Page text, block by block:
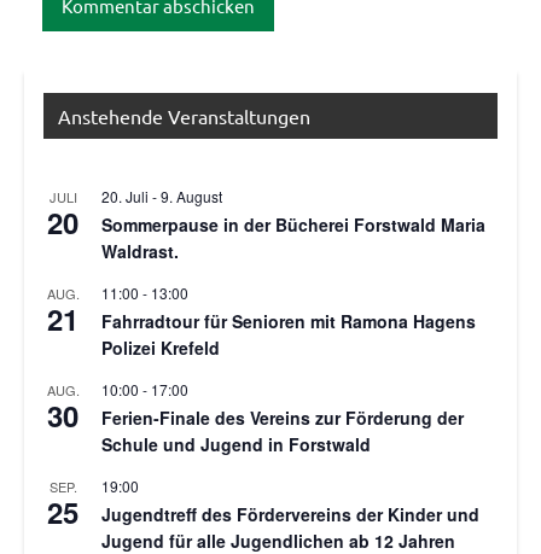
Anstehende Veranstaltungen
JULI
20
20. Juli -9. August
Sommerpause in der Bücherei Forstwald Maria
Waldrast.
AUG.
21
11:00 - 13:00
Fahrradtour für Senioren mit Ramona Hagens
Polizei Krefeld
AUG.
30
10:00 - 17:00
Ferien-Finale des Vereins zur Förderung der
Schule und Jugend in Forstwald
SEP.
25
19:00
Jugendtreff des Fördervereins der Kinder und
Jugend für alle Jugendlichen ab 12 Jahren